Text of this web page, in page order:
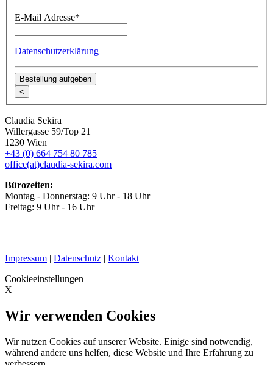
E-Mail Adresse*
Datenschutzerklärung
<
Claudia Sekira
Willergasse 59/Top 21
1230 Wien
+43 (0) 664 754 80 785
office(at)claudia-sekira.com
Bürozeiten:
Montag - Donnerstag: 9 Uhr - 18 Uhr
Freitag: 9 Uhr - 16 Uhr
Impressum | Datenschutz | Kontakt
Cookieeinstellungen
X
Wir verwenden Cookies
Wir nutzen Cookies auf unserer Website. Einige sind notwendig,
während andere uns helfen, diese Website und Ihre Erfahrung zu